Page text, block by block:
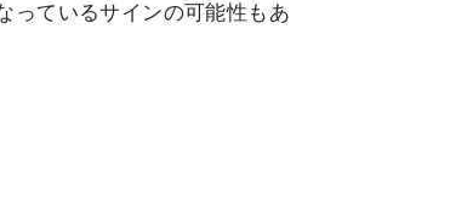
っているサインの可能性もあ